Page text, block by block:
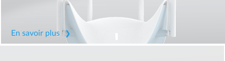
En savoir plus